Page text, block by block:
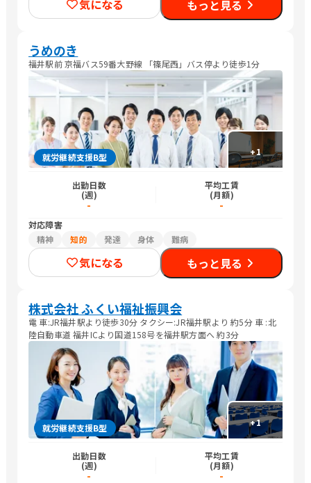
気になる もっと見る
うめのき
福井駅前 京福バス59番大野線 「篠尾西」バス停より徒歩1分
+1
就労継続支援B型
出勤日数
(週)
-
平均工賃
(月額)
-
対応障害
精神
知的 発達 身体 難病
気になる もっと見る
株式会社 ふくい福祉振興会
電 車:JR福井駅より徒歩30分 タクシー:JR福井駅より 約5分 車 :北
陸自動車道 福井ICより国道158号を福井駅方面へ 約3分
+1
就労継続支援B型
出勤日数
(週)
-
平均工賃
(月額)
-